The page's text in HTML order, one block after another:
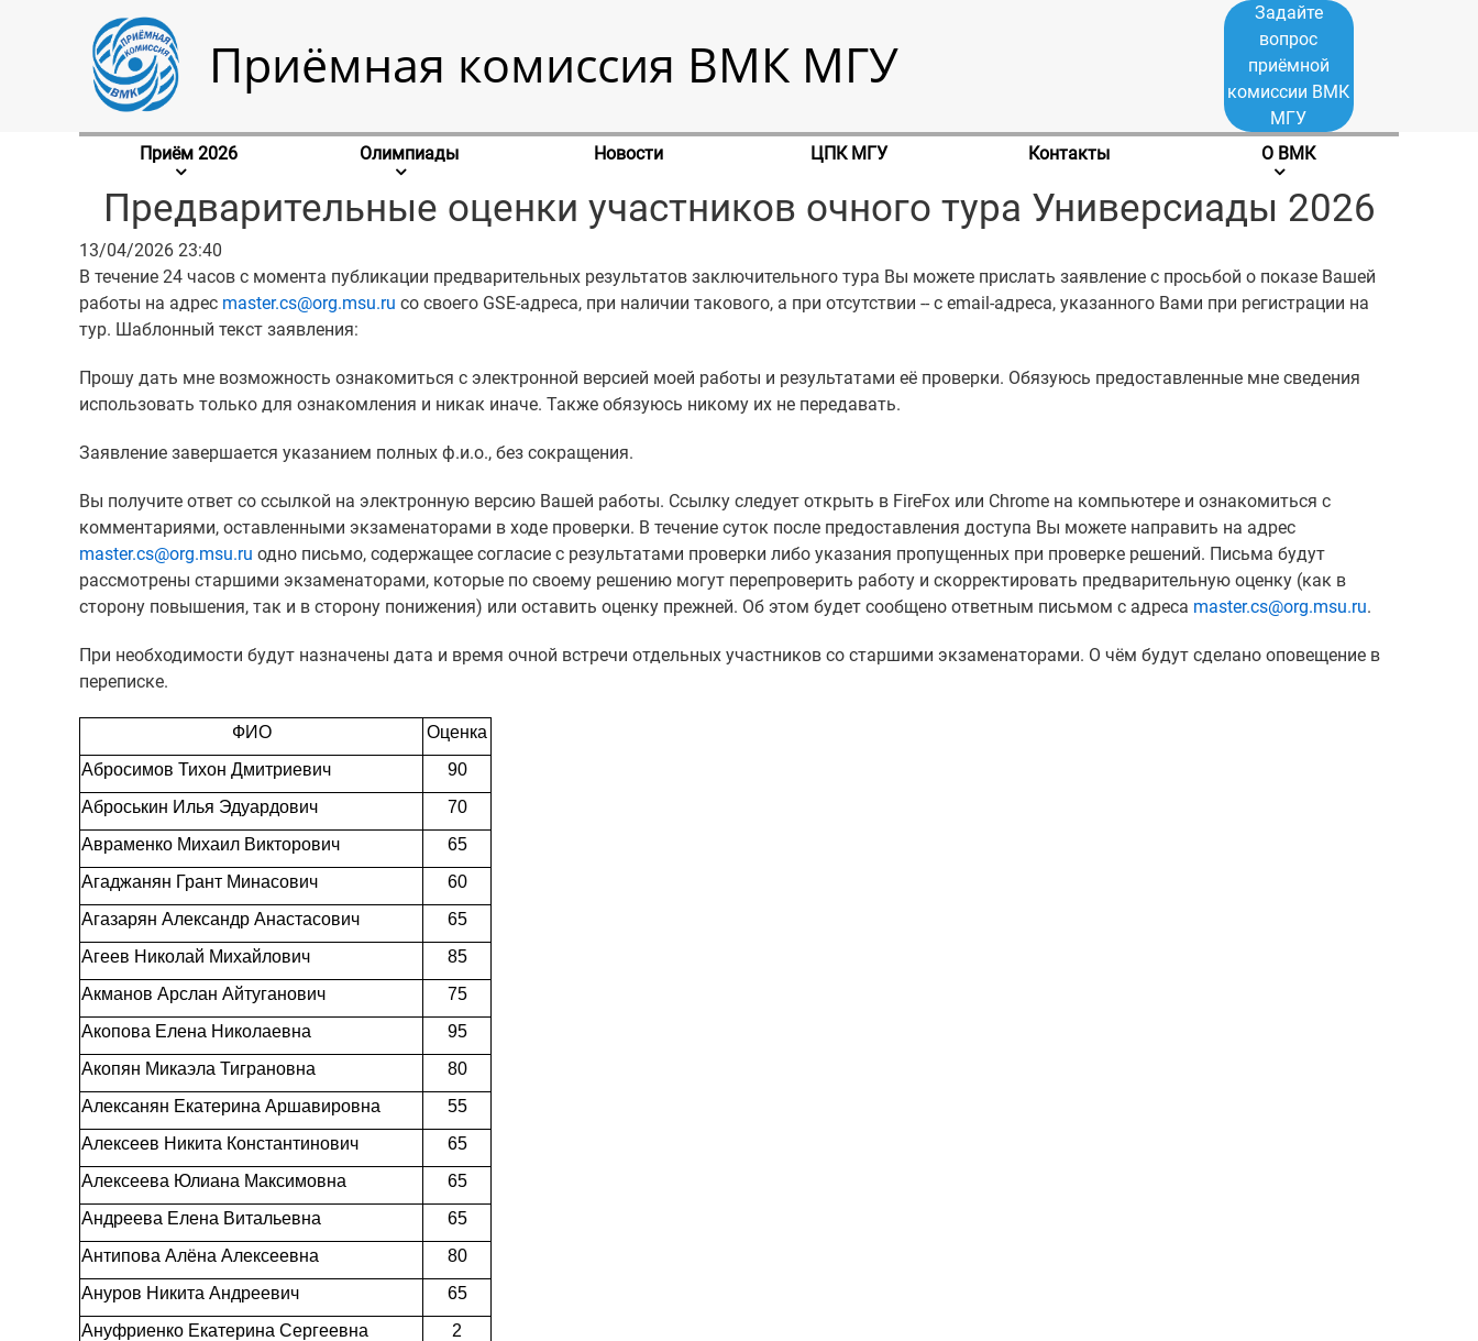
Приёмная комиссия ВМК МГУ
Задайте
вопрос
приёмной
комиссии ВМК
МГУ
Приём 2026
Олимпиады Новости ЦПК МГУ Контакты О ВМК
Предварительные оценки участников очного тура Универсиады 2026
13/04/2026 23:40
Тело
новости
В течение 24 часов с момента публикации предварительных результатов заключительного тура Вы можете прислать заявление с просьбой о показе Вашей
работы на адрес master.cs@org.msu.ru со своего GSE-адреса, при наличии такового, а при отсутствии -- с email-адреса, указанного Вами при регистрации на
тур. Шаблонный текст заявления:
Прошу дать мне возможность ознакомиться с электронной версией моей работы и результатами её проверки. Обязуюсь предоставленные мне сведения
использовать только для ознакомления и никак иначе. Также обязуюсь никому их не передавать.
Заявление завершается указанием полных ф.и.о., без сокращения.
Вы получите ответ со ссылкой на электронную версию Вашей работы. Ссылку следует открыть в FireFox или Chrome на компьютере и ознакомиться с
комментариями, оставленными экзаменаторами в ходе проверки. В течение суток после предоставления доступа Вы можете направить на адрес
master.cs@org.msu.ru одно письмо, содержащее согласие с результатами проверки либо указания пропущенных при проверке решений. Письма будут
рассмотрены старшими экзаменаторами, которые по своему решению могут перепроверить работу и скорректировать предварительную оценку (как в
сторону повышения, так и в сторону понижения) или оставить оценку прежней. Об этом будет сообщено ответным письмом с адреса master.cs@org.msu.ru.
При необходимости будут назначены дата и время очной встречи отдельных участников со старшими экзаменаторами. О чём будут сделано оповещение в
переписке.
ФИО
Оценка
Абросимов Тихон Дмитриевич
90
Аброськин Илья Эдуардович
70
Авраменко Михаил Викторович
65
Агаджанян Грант Минасович
60
Агазарян Александр Анастасович
65
Агеев Николай Михайлович
85
Акманов Арслан Айтуганович
75
Акопова Елена Николаевна
95
Акопян Микаэла Тиграновна
80
Алексанян Екатерина Аршавировна
55
Алексеев Никита Константинович
65
Алексеева Юлиана Максимовна
65
Андреева Елена Витальевна
65
Антипова Алёна Алексеевна
80
Ануров Никита Андреевич
65
Ануфриенко Екатерина Сергеевна
2